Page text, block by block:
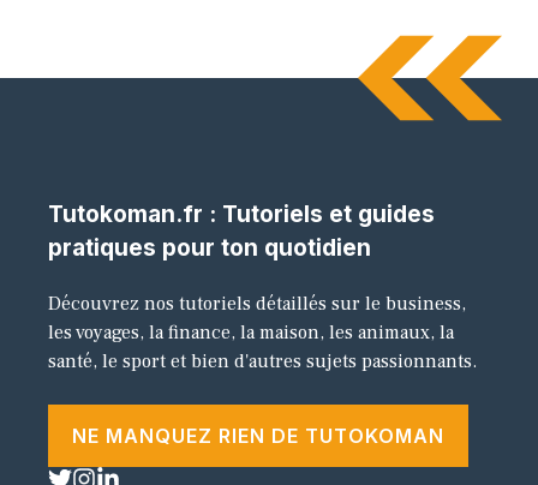
Tutokoman.fr : Tutoriels et guides
pratiques pour ton quotidien
Découvrez nos tutoriels détaillés sur le business,
les voyages, la finance, la maison, les animaux, la
santé, le sport et bien d'autres sujets passionnants.
NE MANQUEZ RIEN DE TUTOKOMAN